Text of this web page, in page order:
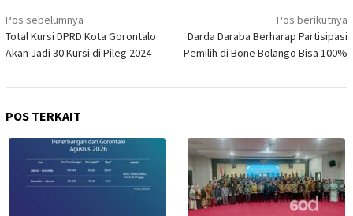
Navigasi
pos
Pos sebelumnya
Total Kursi DPRD Kota Gorontalo
Akan Jadi 30 Kursi di Pileg 2024
Pos berikutnya
Darda Daraba Berharap Partisipasi
Pemilih di Bone Bolango Bisa 100%
POS TERKAIT